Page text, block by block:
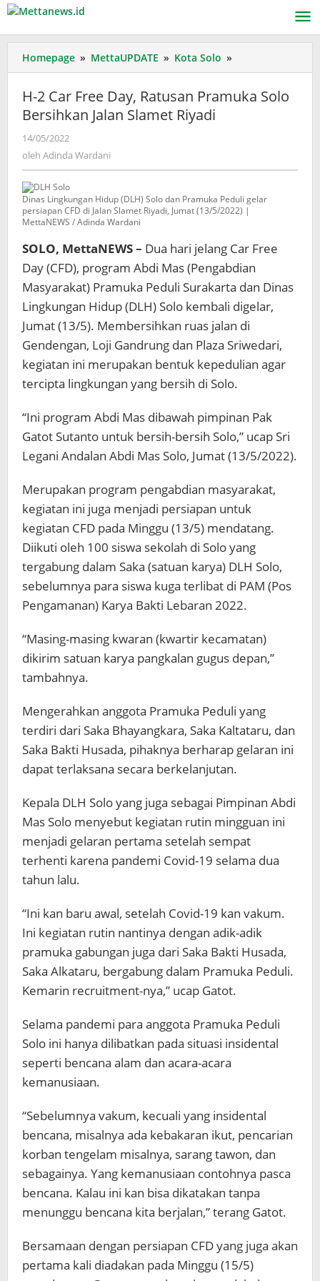
Lewati
konten
Homepage » MettaUPDATE » Kota Solo »
2
Free
Slamet
H-2 Car Free Day, Ratusan Pramuka Solo
Bersihkan Jalan Slamet Riyadi
14/05/2022
Adinda
oleh Adinda Wardani
Dinas Lingkungan Hidup (DLH) Solo dan Pramuka Peduli gelar
persiapan CFD di Jalan Slamet Riyadi, Jumat (13/5/2022) |
MettaNEWS / Adinda Wardani
SOLO, MettaNEWS – Dua hari jelang Car Free
Day (CFD), program Abdi Mas (Pengabdian
Masyarakat) Pramuka Peduli Surakarta dan Dinas
Lingkungan Hidup (DLH) Solo kembali digelar,
Jumat (13/5). Membersihkan ruas jalan di
Gendengan, Loji Gandrung dan Plaza Sriwedari,
kegiatan ini merupakan bentuk kepedulian agar
tercipta lingkungan yang bersih di Solo.
“Ini program Abdi Mas dibawah pimpinan Pak
Gatot Sutanto untuk bersih-bersih Solo,” ucap Sri
Legani Andalan Abdi Mas Solo, Jumat (13/5/2022).
Merupakan program pengabdian masyarakat,
kegiatan ini juga menjadi persiapan untuk
kegiatan CFD pada Minggu (13/5) mendatang.
Diikuti oleh 100 siswa sekolah di Solo yang
tergabung dalam Saka (satuan karya) DLH Solo,
sebelumnya para siswa kuga terlibat di PAM (Pos
Pengamanan) Karya Bakti Lebaran 2022.
“Masing-masing kwaran (kwartir kecamatan)
dikirim satuan karya pangkalan gugus depan,”
tambahnya.
Mengerahkan anggota Pramuka Peduli yang
terdiri dari Saka Bhayangkara, Saka Kaltataru, dan
Saka Bakti Husada, pihaknya berharap gelaran ini
dapat terlaksana secara berkelanjutan.
Kepala DLH Solo yang juga sebagai Pimpinan Abdi
Mas Solo menyebut kegiatan rutin mingguan ini
menjadi gelaran pertama setelah sempat
terhenti karena pandemi Covid-19 selama dua
tahun lalu.
“Ini kan baru awal, setelah Covid-19 kan vakum.
Ini kegiatan rutin nantinya dengan adik-adik
pramuka gabungan juga dari Saka Bakti Husada,
Saka Alkataru, bergabung dalam Pramuka Peduli.
Kemarin recruitment-nya,” ucap Gatot.
Selama pandemi para anggota Pramuka Peduli
Solo ini hanya dilibatkan pada situasi insidental
seperti bencana alam dan acara-acara
kemanusiaan.
“Sebelumnya vakum, kecuali yang insidental
bencana, misalnya ada kebakaran ikut, pencarian
korban tengelam misalnya, sarang tawon, dan
sebagainya. Yang kemanusiaan contohnya pasca
bencana. Kalau ini kan bisa dikatakan tanpa
menunggu bencana kita berjalan,” terang Gatot.
Bersamaan dengan persiapan CFD yang juga akan
pertama kali diadakan pada Minggu (15/5)